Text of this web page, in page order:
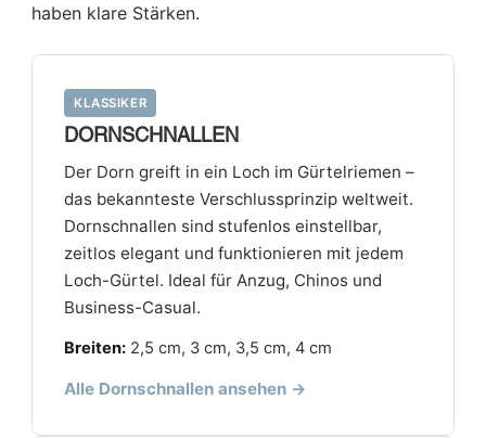
haben klare Stärken.
KLASSIKER
DORNSCHNALLEN
Der Dorn greift in ein Loch im Gürtelriemen –
das bekannteste Verschlussprinzip weltweit.
Dornschnallen sind stufenlos einstellbar,
zeitlos elegant und funktionieren mit jedem
Loch-Gürtel. Ideal für Anzug, Chinos und
Business-Casual.
Breiten:2,5 cm, 3 cm, 3,5 cm, 4 cm
Alle Dornschnallen ansehen →